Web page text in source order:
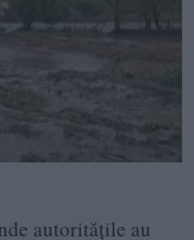
autoritățile au